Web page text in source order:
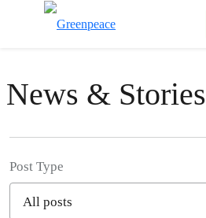
News & Stories
Post Type